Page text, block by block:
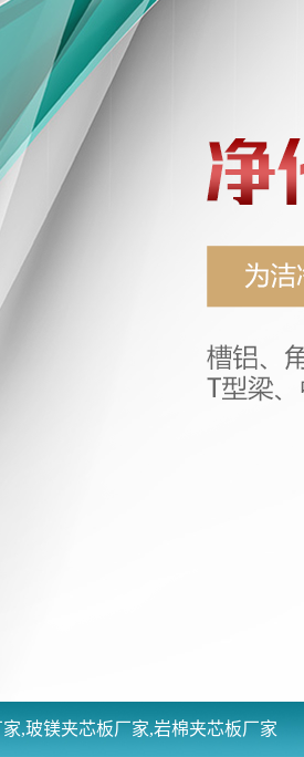
,玻镁夹芯板厂家,岩棉夹芯板厂家